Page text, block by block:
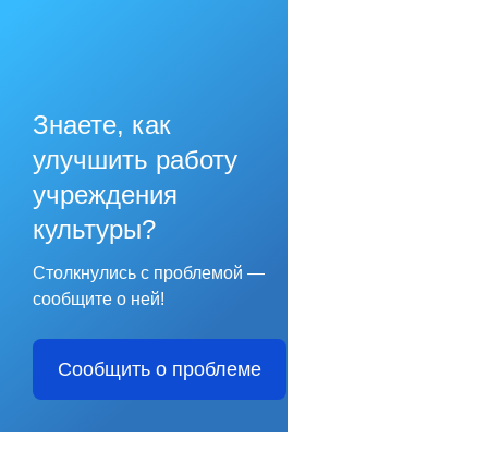
Знаете, как
улучшить работу
учреждения
культуры?
Столкнулись с проблемой —
сообщите о ней!
Сообщить о проблеме